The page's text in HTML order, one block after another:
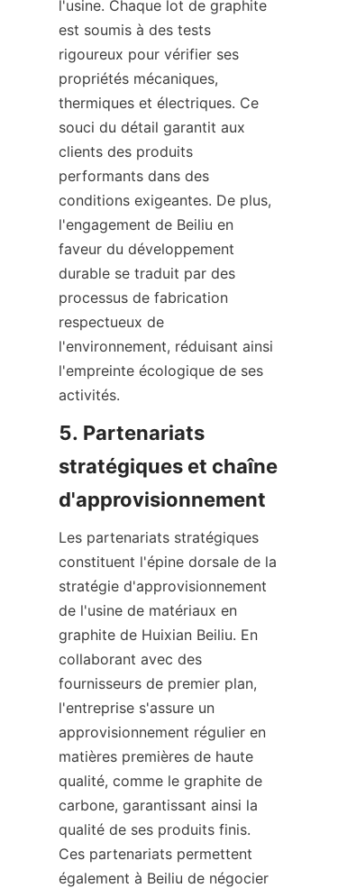
l'usine. Chaque lot de graphite
est soumis à des tests
rigoureux pour vérifier ses
propriétés mécaniques,
thermiques et électriques. Ce
souci du détail garantit aux
clients des produits
performants dans des
conditions exigeantes. De plus,
l'engagement de Beiliu en
faveur du développement
durable se traduit par des
processus de fabrication
respectueux de
l'environnement, réduisant ainsi
l'empreinte écologique de ses
activités.
5. Partenariats
stratégiques et chaîne
d'approvisionnement
Les partenariats stratégiques
constituent l'épine dorsale de la
stratégie d'approvisionnement
de l'usine de matériaux en
graphite de Huixian Beiliu. En
collaborant avec des
fournisseurs de premier plan,
l'entreprise s'assure un
approvisionnement régulier en
matières premières de haute
qualité, comme le graphite de
carbone, garantissant ainsi la
qualité de ses produits finis.
Ces partenariats permettent
également à Beiliu de négocier